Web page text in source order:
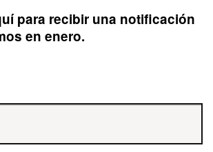
para recibir una notificación
en enero.